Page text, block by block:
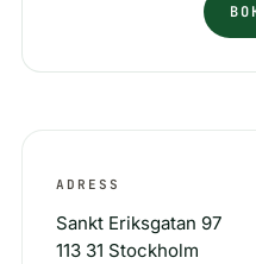
ADRESS
Sankt Eriksgatan 97
113 31 Stockholm